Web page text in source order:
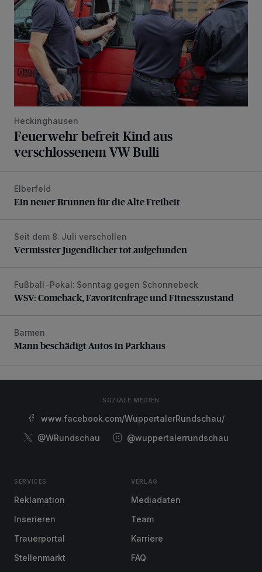
Heckinghausen
Feuerwehr befreit Kind aus
verschlossenem VW Bulli
Ein neuer Brunnen für die Alte Freiheit
Elberfeld
Ein neuer Brunnen für die Alte Freiheit
Vermisster Jugendlicher tot aufgefunden
Seit dem 8. Juli verschollen
Vermisster Jugendlicher tot aufgefunden
WSV: Comeback, Favoritenfrage und Fitnesszustand
Fußball-Pokal: Sonntag gegen Schonnebeck
WSV: Comeback, Favoritenfrage und Fitnesszustand
Mann beschädigt Autos in Parkhaus
Barmen
Mann beschädigt Autos in Parkhaus
SOZIALE MEDIEN
www.facebook.com/WuppertalerRundschau/
@WRundschau
@wuppertalerrundschau
SERVICES
Reklamation
Inserieren
Trauerportal
Stellenmarkt
VERLAG
Mediadaten
Team
Karriere
FAQ